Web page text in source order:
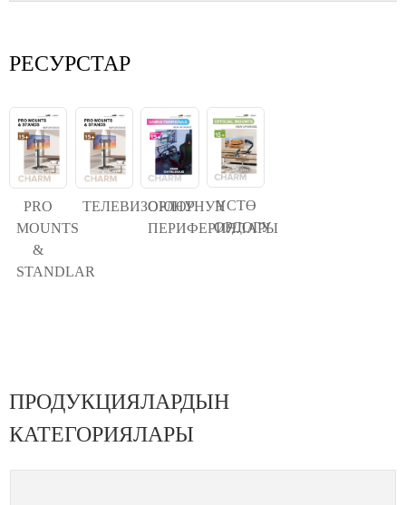
РЕСУРСТАР
PRO
MOUNTS
&
STANDLAR
ТЕЛЕВИЗОРЛОР
ОЮНУНУН
ПЕРИФЕРИЯЛАРЫ
ҮСТӨ
ОРДОГУ
ПРОДУКЦИЯЛАРДЫН
КАТЕГОРИЯЛАРЫ